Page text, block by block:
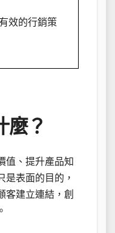
效的行銷策
麼？
值、提升產品知
是表面的目的，
客建立連結，創